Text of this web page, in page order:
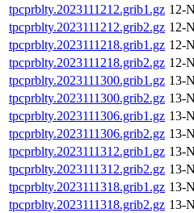
tpcprblty.2023111212.grib1.gz 12-
tpcprblty.2023111212.grib2.gz 12-
tpcprblty.2023111218.grib1.gz 12-
tpcprblty.2023111218.grib2.gz 12-
tpcprblty.2023111300.grib1.gz 13-
tpcprblty.2023111300.grib2.gz 13-
tpcprblty.2023111306.grib1.gz 13-
tpcprblty.2023111306.grib2.gz 13-
tpcprblty.2023111312.grib1.gz 13-
tpcprblty.2023111312.grib2.gz 13-
tpcprblty.2023111318.grib1.gz 13-
tpcprblty.2023111318.grib2.gz 13-